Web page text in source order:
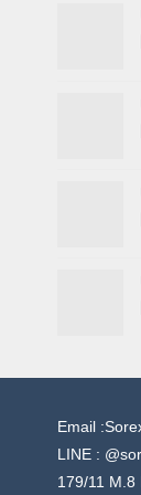
Email
LINE :
179/11 M.8